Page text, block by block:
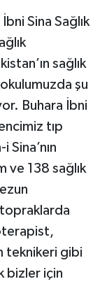
Sina Sağlık
sağlık
şu
Buhara İbni
tıp
Sina’nın
ve 138 sağlık
teknikeri gibi
bizler için